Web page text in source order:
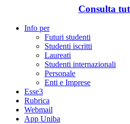
Consulta
Info per
Futuri studenti
Studenti iscritti
Laureati
Studenti internazionali
Personale
Enti e Imprese
Esse3
Rubrica
Webmail
App Uniba